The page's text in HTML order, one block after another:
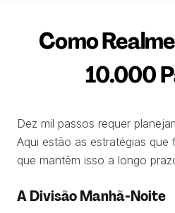
Como
10.000
Dez mil passos requer
Aqui estão as estratégias que
que mantêm isso a longo
A Divisão Manhã-Noite